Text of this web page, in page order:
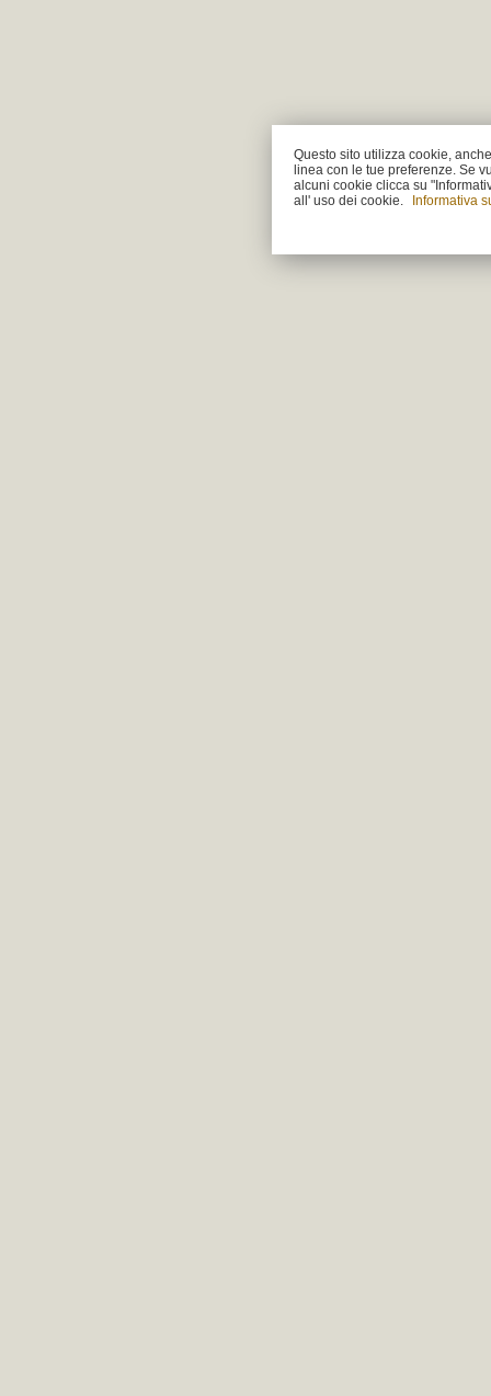
Questo sito utilizza cookie,
linea con le tue preferenze. Se
alcuni cookie clicca su
all' uso dei cookie.
Informativa